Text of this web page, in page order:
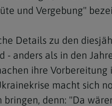
und Vergebung"
Details zu den
- anders als in den
ihre
macht sich
bringen, denn: "Da